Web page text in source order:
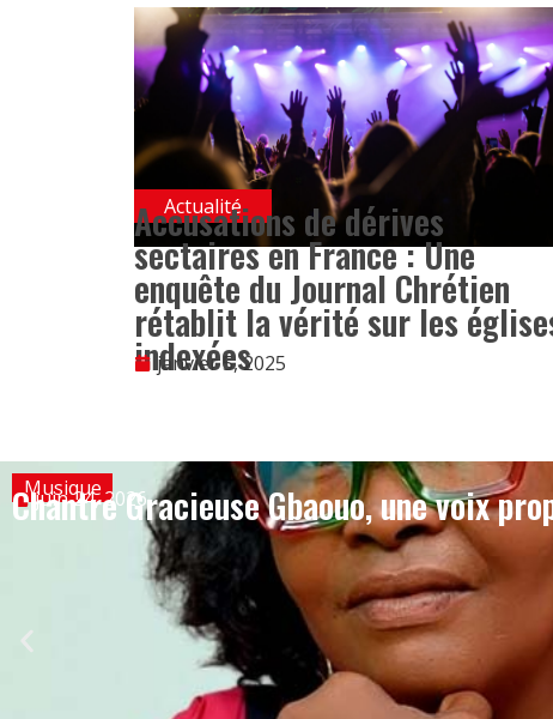
Actualité
Accusations de dérives
sectaires en France : Une
enquête du Journal Chrétien
rétablit la vérité sur les
indexées
janvier 5, 2025
Musique
juin 24, 2026
Chantre Gracieuse Gbaouo, une voix